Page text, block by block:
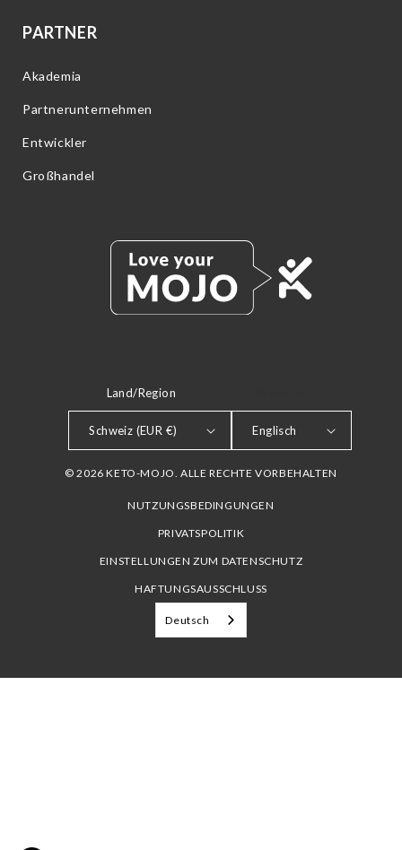
PARTNER
Akademia
Partnerunternehmen
Entwickler
Großhandel
Land/Region
Schweiz (EUR €) Englisch
© 2026 KETO-MOJO. ALLE RECHTE VORBEHALTEN
NUTZUNGSBEDINGUNGEN
PRIVATSPOLITIK
EINSTELLUNGEN ZUM DATENSCHUTZ
HAFTUNGSAUSSCHLUSS
Deutsch